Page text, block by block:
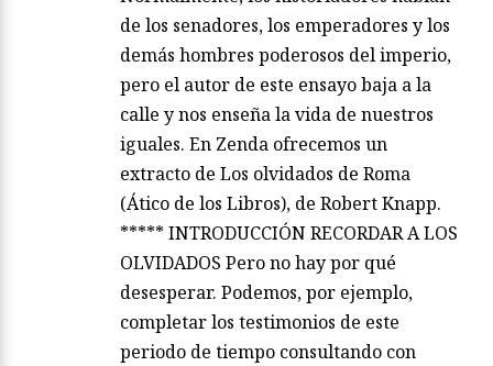
de los senadores, los emperadores y los
demás hombres poderosos del imperio,
pero el autor de este ensayo baja a la
calle y nos enseña la vida de nuestros
iguales. En Zenda ofrecemos un
extracto de Los olvidados de Roma
(Ático de los Libros), de Robert Knapp.
***** INTRODUCCIÓN RECORDAR A LOS
OLVIDADOS Pero no hay por qué
desesperar. Podemos, por ejemplo,
completar los testimonios de este
periodo de tiempo consultando con